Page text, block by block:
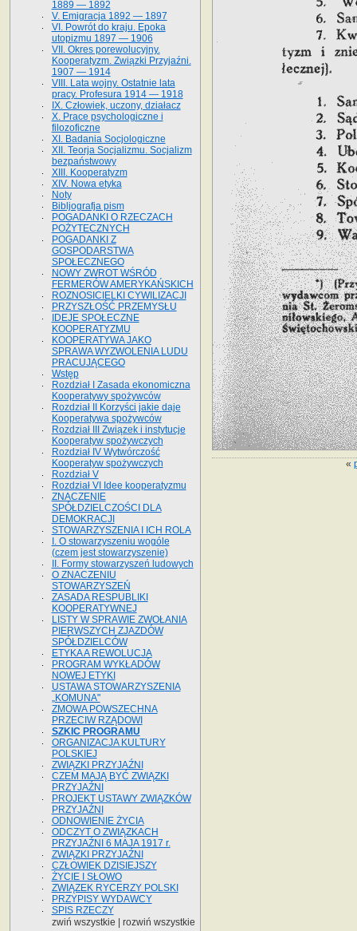
«
1889 — 1892
V. Emigracja 1892 — 1897
VI. Powrót do kraju. Epoka
utopizmu 1897 — 1906
VII. Okres porewolucyjny.
Kooperatyzm. Związki Przyjaźni.
1907 — 1914
VIII. Lata wojny. Ostatnie lata
pracy. Profesura 1914 — 1918
IX. Człowiek, uczony, działacz
X. Prace psychologiczne i
filozoficzne
XI. Badania Socjologiczne
XII. Teorja Socjalizmu. Socjalizm
bezpaństwowy
XIII. Kooperatyzm
XIV. Nowa etyka
Noty
Bibljografja pism
POGADANKI O RZECZACH
POŻYTECZNYCH
POGADANKI Z
GOSPODARSTWA
SPOŁECZNEGO
NOWY ZWROT WŚRÓD
FERMERÓW AMERYKAŃSKICH
ROZNOSICIELKI CYWILIZACJI
PRZYSZŁOŚĆ PRZEMYSŁU
IDEJE SPOŁECZNE
KOOPERATYZMU
KOOPERATYWA JAKO
SPRAWA WYZWOLENIA LUDU
PRACUJĄCEGO
Wstęp
Rozdział I Zasada ekonomiczna
Kooperatywy spożywców
Rozdział II Korzyści jakie daje
Kooperatywa spożywców
Rozdział III Związek i instytucje
Kooperatyw spożywczych
Rozdział IV Wytwórczość
Kooperatyw spożywczych
Rozdział V
Rozdział VI Idee kooperatyzmu
ZNACZENIE
SPÓŁDZIELCZOŚCI DLA
DEMOKRACJI
STOWARZYSZENIA I ICH ROLA
I. O stowarzyszeniu wogóle
(czem jest stowarzyszenie)
II. Formy stowarzyszeń ludowych
O ZNACZENIU
STOWARZYSZEŃ
ZASADA RESPUBLIKI
KOOPERATYWNEJ
LISTY W SPRAWIE ZWOŁANIA
PIERWSZYCH ZJAZDÓW
SPÓŁDZIELCÓW
ETYKA A REWOLUCJA
PROGRAM WYKŁADÓW
NOWEJ ETYKI
USTAWA STOWARZYSZENIA
„KOMUNA"
ZMOWA POWSZECHNA
PRZECIW RZĄDOWI
SZKIC PROGRAMU
ORGANIZACJA KULTURY
POLSKIEJ
ZWIĄZKI PRZYJAŹNI
CZEM MAJĄ BYĆ ZWIĄZKI
PRZYJAŹNI
PROJEKT USTAWY ZWIĄZKÓW
PRZYJAŹNI
ODNOWIENIE ŻYCIA
ODCZYT O ZWIĄZKACH
PRZYJAŹNI 6 MAJA 1917 r.
ZWIĄZKI PRZYJAŹNI
CZŁOWIEK DZISIEJSZY
ŻYCIE I SŁOWO
ZWIĄZEK RYCERZY POLSKI
PRZYPISY WYDAWCY
SPIS RZECZY
zwiń wszystkie
rozwiń wszystkie